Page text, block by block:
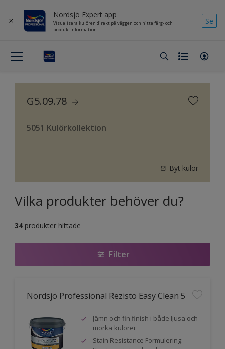
Nordsjö Expert app
Visualisera kulören direkt på väggen och hitta färg- och
produktinformation
Se
G5.09.78
5051 Kulörkollektion
Byt kulör
Vilka produkter behöver du?
34 produkter hittade
Filter
Nordsjö Professional Rezisto Easy Clean 5
Jämn och fin finish i både ljusa och
mörka kulörer
Stain Resistance Formulering: